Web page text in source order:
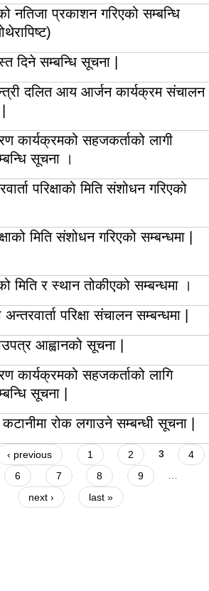
नतिजा प्रकाशन गरिएको सम्बन्धि
दिने सम्बन्धि सूचना |
दलित आय आर्जन कार्यक्रम संचालन
कार्यक्रमको सहजकर्ताको लागी
सूचना ।
परिक्षाको मिति संशोधन गरिएको
मिति संशोधन गरिएको सम्बन्धमा |
मिति र स्थान तोकीएको सम्बन्धमा ।
परिक्षा संचालन सम्बन्धमा |
आह्वानको सूचना |
कार्यक्रमको सहजकर्ताको लागि
सूचना |
कटानीमा रोक लगाउने सम्बन्धी सूचना |
‹ previous 1 2 3
4
6 7 8 9
…
next ›
last »